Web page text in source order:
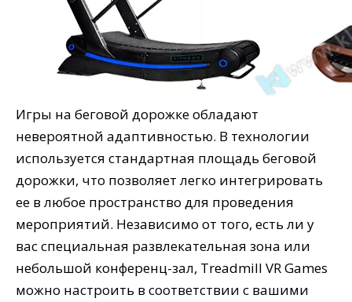
Игры на беговой дорожке обладают
невероятной адаптивностью. В технологии
используется стандартная площадь беговой
дорожки, что позволяет легко интегрировать
ее в любое пространство для проведения
мероприятий. Независимо от того, есть ли у
вас специальная развлекательная зона или
небольшой конференц-зал, Treadmill VR Games
можно настроить в соответствии с вашими